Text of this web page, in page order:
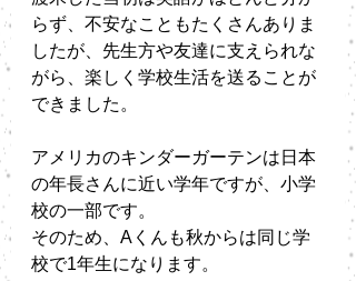
らず、不安なこともたくさんありま
したが、先生方や友達に支えられな
がら、楽しく学校生活を送ることが
できました。
アメリカのキンダーガーテンは日本
の年長さんに近い学年ですが、小学
校の一部です。
そのため、Aくんも秋からは同じ学
校で1年生になります。